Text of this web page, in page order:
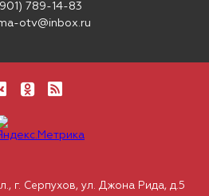
789-14-83
otv@inbox.ru
г. Серпухов, ул. Джона Рида, д.5